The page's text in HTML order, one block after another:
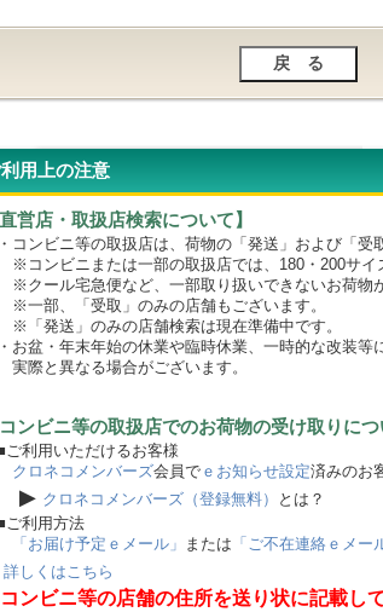
用上の注意
直営店・取扱店検索について】
コンビニ等の取扱店は、荷物の「発送」および「受
ンビニまたは一部の取扱店では、180・200サイ
ール宅急便など、一部取り扱いできないお荷物が
部、「受取」のみの店舗もございます。
発送」のみの店舗検索は現在準備中です。
お盆・年末年始の休業や臨時休業、一時的な改装等
際と異なる場合がございます。
コンビニ等の取扱店でのお荷物の受け取りに
利用いただけるお客様
クロネコメンバーズ会員で ｅお知らせ設定済みのお
▶ クロネコメンバーズ（登録無料）
とは？
利用方法
「お届け予定ｅメール」 または 「ご不在連絡ｅメー
詳しくはこちら
ンビニ等の店舗の住所を送り状に記載し